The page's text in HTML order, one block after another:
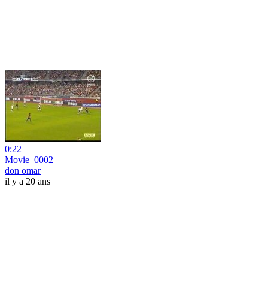
0:22
Movie_0002
don omar
il y a 20 ans